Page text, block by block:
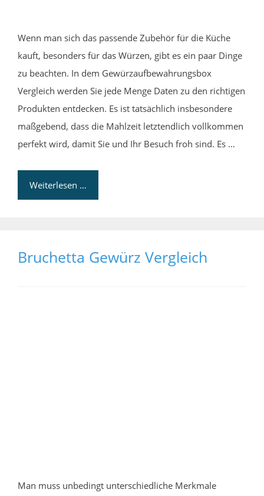
Wenn man sich das passende Zubehör für die Küche
kauft, besonders für das Würzen, gibt es ein paar Dinge
zu beachten. In dem Gewürzaufbewahrungsbox
Vergleich werden Sie jede Menge Daten zu den richtigen
Produkten entdecken. Es ist tatsächlich insbesondere
maßgebend, dass die Mahlzeit letztendlich vollkommen
perfekt wird, damit Sie und Ihr Besuch froh sind. Es …
Weiterlesen …
Bruchetta Gewürz Vergleich
Man muss unbedingt unterschiedliche Merkmale